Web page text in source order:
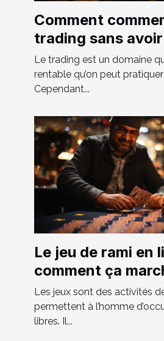
Comment
trading sans
formation ?
Le trading est un domaine
rentable qu’on peut
Cependant...
Le jeu de rami en
comment ça
Les jeux sont des activités
permettent à l’homme
libres. Il...